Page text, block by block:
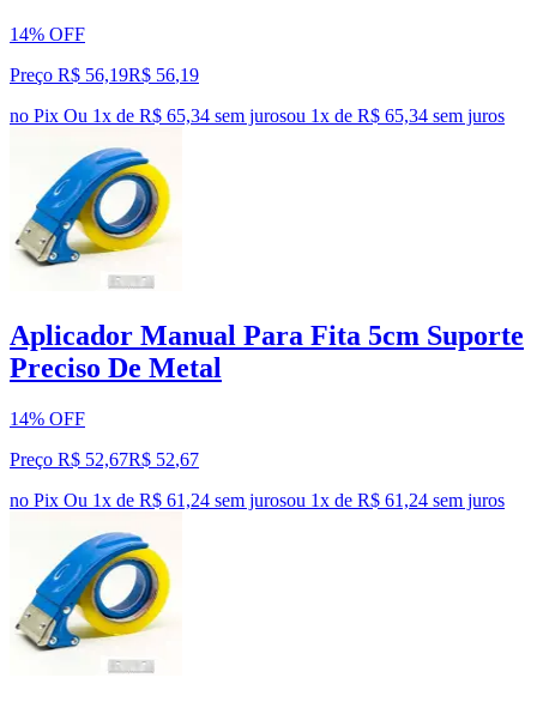
14% OFF
Preço R$ 56,19R$ 56,19
no Pix Ou 1x de R$ 65,34 sem jurosou 1x de R$ 65,34 sem juros
Aplicador Manual Para Fita 5cm Suporte
Preciso De Metal
14% OFF
Preço R$ 52,67R$ 52,67
no Pix Ou 1x de R$ 61,24 sem jurosou 1x de R$ 61,24 sem juros